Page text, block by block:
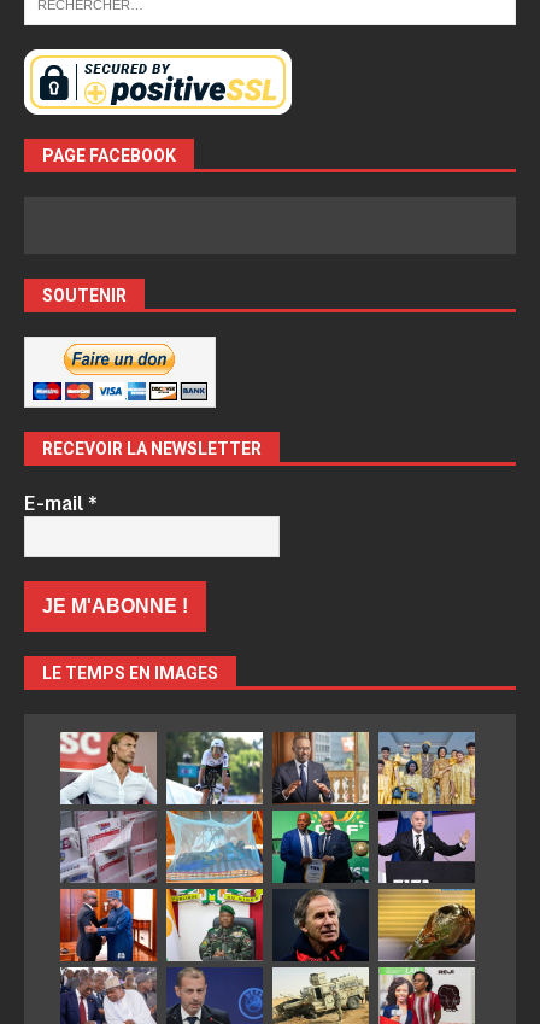
PAGE FACEBOOK
SOUTENIR
RECEVOIR LA NEWSLETTER
E-mail*
LE TEMPS EN IMAGES